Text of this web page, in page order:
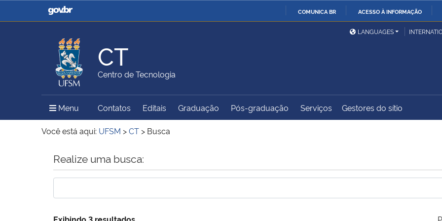
COMUNICA BR ACESSO À INFORMAÇÃO
Casa Civil
Ministério da Justiça e
Ministério da Defesa
Ministério das Relações
Exteriores
Ministério da Agricultura,
Pecuária e Abastecimento
Ministério do Meio Ambiente Ministério do Turismo
Ministério do
Controladoria-Geral da
LANGUAGES
CT
Centro de Tecnologia
Menu Menu Principal do Sítio
Contatos Editais Graduação Pós-graduação Serviços Gestores do sítio
Você está aqui: UFSM >CT > Busca
Início do conteúdo
Realize uma busca:
Exibindo 3 resultados